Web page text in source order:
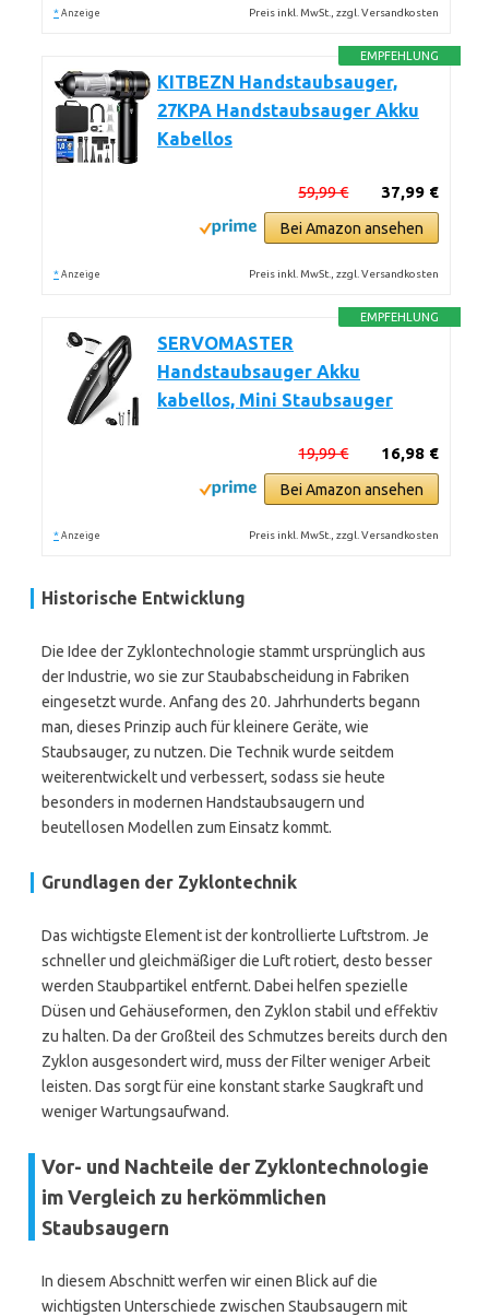
* Anzeige Preis inkl. MwSt., zzgl. Versandkosten
EMPFEHLUNG
KITBEZN Handstaubsauger,
27KPA Handstaubsauger Akku
Kabellos
37,99 €
59,99 €
Bei Amazon ansehen
* Anzeige Preis inkl. MwSt., zzgl. Versandkosten
EMPFEHLUNG
SERVOMASTER
Handstaubsauger Akku
kabellos, Mini Staubsauger
16,98 €
19,99 €
Bei Amazon ansehen
* Anzeige Preis inkl. MwSt., zzgl. Versandkosten
Historische Entwicklung
Die Idee der Zyklontechnologie stammt ursprünglich aus
der Industrie, wo sie zur Staubabscheidung in Fabriken
eingesetzt wurde. Anfang des 20. Jahrhunderts begann
man, dieses Prinzip auch für kleinere Geräte, wie
Staubsauger, zu nutzen. Die Technik wurde seitdem
weiterentwickelt und verbessert, sodass sie heute
besonders in modernen Handstaubsaugern und
beutellosen Modellen zum Einsatz kommt.
Grundlagen der Zyklontechnik
Das wichtigste Element ist der kontrollierte Luftstrom. Je
schneller und gleichmäßiger die Luft rotiert, desto besser
werden Staubpartikel entfernt. Dabei helfen spezielle
Düsen und Gehäuseformen, den Zyklon stabil und effektiv
zu halten. Da der Großteil des Schmutzes bereits durch den
Zyklon ausgesondert wird, muss der Filter weniger Arbeit
leisten. Das sorgt für eine konstant starke Saugkraft und
weniger Wartungsaufwand.
Vor- und Nachteile der Zyklontechnologie
im Vergleich zu herkömmlichen
Staubsaugern
In diesem Abschnitt werfen wir einen Blick auf die
wichtigsten Unterschiede zwischen Staubsaugern mit